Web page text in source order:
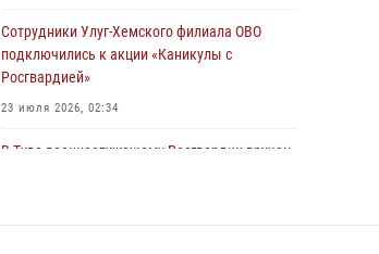
юбилейного личного забега
28 июля 2026, 07:48
Сотрудники Улуг-Хемского филиала ОВО
подключились к акции «Каникулы с
Росгвардией»
23 июля 2026, 02:34
В Туве военнослужащему Росгвардии вручен